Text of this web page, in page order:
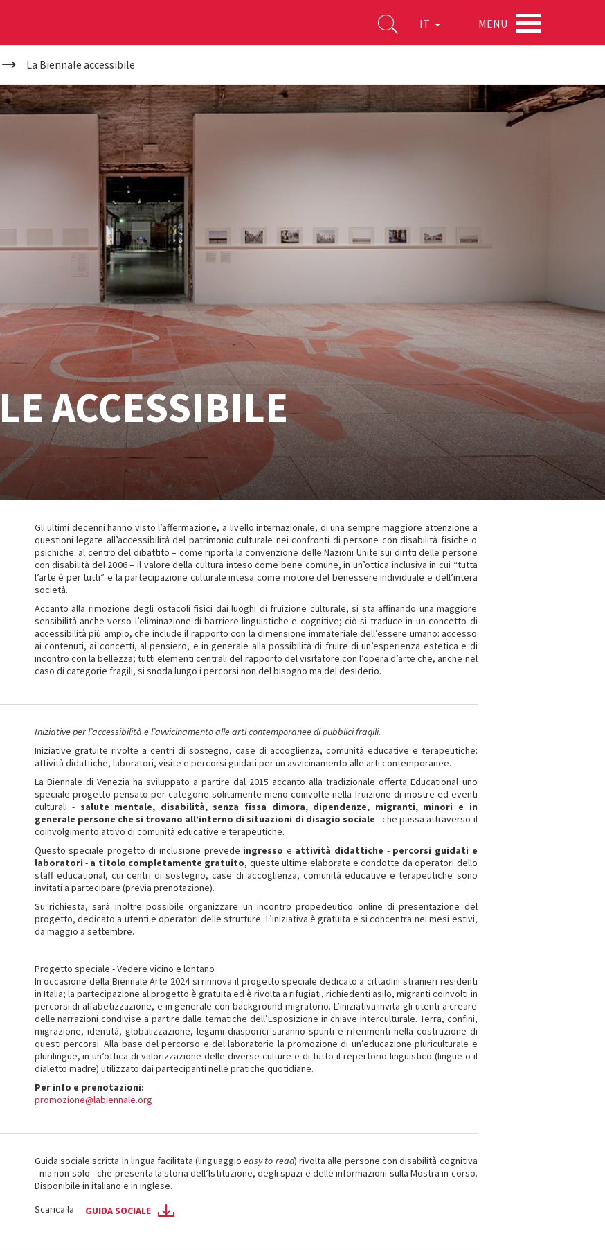
IT MENU
La Biennale accessibile
ACCESSIBILE
Gli ultimi decenni hanno visto l’affermazione, a livello internazionale, di una sempre maggiore attenzione a
questioni legate all’accessibilità del patrimonio culturale nei confronti di persone con disabilità fisiche o
psichiche: al centro del dibattito – come riporta la convenzione delle Nazioni Unite sui diritti delle persone
con disabilità del 2006 – il valore della cultura inteso come bene comune, in un’ottica inclusiva in cui “tutta
l’arte è per tutti” e la partecipazione culturale intesa come motore del benessere individuale e dell’intera
società.
Accanto alla rimozione degli ostacoli fisici dai luoghi di fruizione culturale, si sta affinando una maggiore
sensibilità anche verso l’eliminazione di barriere linguistiche e cognitive; ciò si traduce in un concetto di
accessibilità più ampio, che include il rapporto con la dimensione immateriale dell’essere umano: accesso
ai contenuti, ai concetti, al pensiero, e in generale alla possibilità di fruire di un’esperienza estetica e di
incontro con la bellezza; tutti elementi centrali del rapporto del visitatore con l’opera d’arte che, anche nel
caso di categorie fragili, si snoda lungo i percorsi non del bisogno ma del desiderio.
Iniziative per l’accessibilità e l’avvicinamento alle arti contemporanee di pubblici fragili.
Iniziative gratuite rivolte a centri di sostegno, case di accoglienza, comunità educative e terapeutiche:
attività didattiche, laboratori, visite e percorsi guidati per un avvicinamento alle arti contemporanee.
La Biennale di Venezia ha sviluppato a partire dal 2015 accanto alla tradizionale offerta Educational uno
speciale progetto pensato per categorie solitamente meno coinvolte nella fruizione di mostre ed eventi
culturali - salute mentale, disabilità, senza fissa dimora, dipendenze, migranti, minori e in
generale persone che si trovano all’interno di situazioni di disagio sociale - che passa attraverso il
coinvolgimento attivo di comunità educative e terapeutiche.
Questo speciale progetto di inclusione prevede ingresso e attività didattiche - percorsi guidati e
laboratori - a titolo completamente gratuito, queste ultime elaborate e condotte da operatori dello
staff educational, cui centri di sostegno, case di accoglienza, comunità educative e terapeutiche sono
invitati a partecipare (previa prenotazione).
Su richiesta, sarà inoltre possibile organizzare un incontro propedeutico online di presentazione del
progetto, dedicato a utenti e operatori delle strutture. L’iniziativa è gratuita e si concentra nei mesi estivi,
da maggio a settembre.
Progetto speciale - Vedere vicino e lontano
In occasione della Biennale Arte 2024 si rinnova il progetto speciale dedicato a cittadini stranieri residenti
in Italia; la partecipazione al progetto è gratuita ed è rivolta a rifugiati, richiedenti asilo, migranti coinvolti in
percorsi di alfabetizzazione, e in generale con background migratorio. L’iniziativa invita gli utenti a creare
delle narrazioni condivise a partire dalle tematiche dell’Esposizione in chiave interculturale. Terra, confini,
migrazione, identità, globalizzazione, legami diasporici saranno spunti e riferimenti nella costruzione di
questi percorsi. Alla base del percorso e del laboratorio la promozione di un’educazione pluriculturale e
plurilingue, in un’ottica di valorizzazione delle diverse culture e di tutto il repertorio linguistico (lingue o il
dialetto madre) utilizzato dai partecipanti nelle pratiche quotidiane.
Per info e prenotazioni:
promozione@labiennale.org
Guida sociale scritta in lingua facilitata (linguaggio easy to read) rivolta alle persone con disabilità cognitiva
- ma non solo - che presenta la storia dell’Istituzione, degli spazi e delle informazioni sulla Mostra in corso.
Disponibile in italiano e in inglese.
Scarica la
GUIDA SOCIALE